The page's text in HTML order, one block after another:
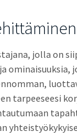
jolla on
ominaisuuksia,
tarpeeseesi